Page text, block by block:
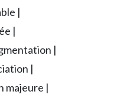
|
|
|
|
majeure |